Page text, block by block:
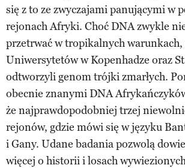
się z to ze zwyczajami panującymi w
rejonach Afryki. Choć DNA zwykle
przetrwać w tropikalnych warunkach,
Uniwersytetów w Kopenhadze oraz
odtworzyli genom trójki zmarłych.
obecnie znanymi DNA
że najprawdopodobniej trzej
rejonów, gdzie mówi się w języku
i Gany. Udane badania pozwolą
więcej o historii i losach